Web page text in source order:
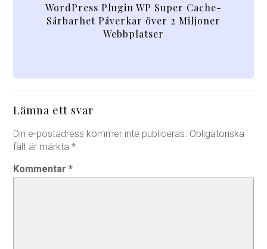
WordPress Plugin WP Super Cache-
Sårbarhet Påverkar över 2 Miljoner
Webbplatser
Lämna ett svar
Din e-postadress kommer inte publiceras. Obligatoriska
fält är märkta*
Kommentar*